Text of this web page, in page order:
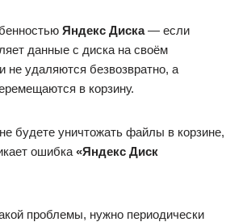
Яндекс Диска— если
данные с диска на своём
не удаляются безвозвратно, а
в корзину.
будете уничтожать файлы в корзине,
ошибка «Яндекс Диск
проблемы, нужно периодически